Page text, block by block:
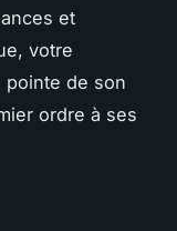
et
votre
pointe de son
ordre à ses